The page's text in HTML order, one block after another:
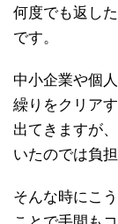
何度でも返し
です。
中小企業や個
繰りをクリア
出てきますが
いたのでは負
そんな時にこ